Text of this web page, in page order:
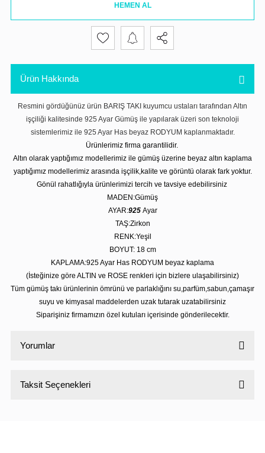
HEMEN AL
Ürün Hakkında
Resmini gördüğünüz ürün BARIŞ TAKI kuyumcu ustaları tarafından Altın
işçiliği kalitesinde 925 Ayar Gümüş ile yapılarak üzeri son teknoloji
sistemlerimiz ile 925 Ayar Has beyaz RODYUM kaplanmaktadır.
Ürünlerimiz firma garantilidir.
Altın olarak yaptığımız modellerimiz ile gümüş üzerine beyaz altın kaplama
yaptığımız modellerimiz arasında işçilik,kalite ve görüntü olarak fark yoktur.
Gönül rahatlığıyla ürünlerimizi tercih ve tavsiye edebilirsiniz
MADEN:Gümüş
AYAR:925 Ayar
TAŞ:Zirkon
RENK:Yeşil
BOYUT: 18 cm
KAPLAMA:925 Ayar Has RODYUM beyaz kaplama
(İsteğinize göre ALTIN ve ROSE renkleri için bizlere ulaşabilirsiniz)
Tüm gümüş takı ürünlerinin ömrünü ve parlaklığını su,parfüm,sabun,çamaşır
suyu ve kimyasal maddelerden uzak tutarak uzatabilirsiniz
Siparişiniz firmamızın özel kutuları içerisinde gönderilecektir.
Yorumlar
Taksit Seçenekleri